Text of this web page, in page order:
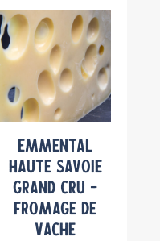
Emmental
Haute Savoie
Grand Cru –
Fromage de
Vache